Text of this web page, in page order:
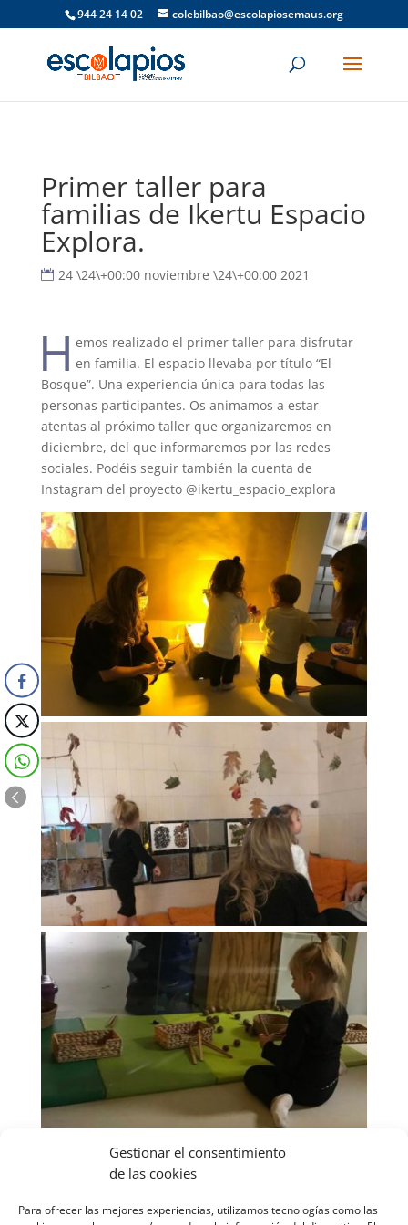
Gestionar el consentimiento
de las cookies
Para ofrecer las mejores experiencias, utilizamos tecnologías como las
944 24 14 02 colebilbao@escolapiosemaus.org
Primer taller para
familias de Ikertu Espacio
Explora.
24 \24\+00:00 noviembre \24\+00:00 2021
H emos realizado el primer taller para disfrutar
en familia. El espacio llevaba por título “El
Bosque”. Una experiencia única para todas las
personas participantes. Os animamos a estar
atentas al próximo taller que organizaremos en
diciembre, del que informaremos por las redes
sociales. Podéis seguir también la cuenta de
Instagram del proyecto @ikertu_espacio_explora